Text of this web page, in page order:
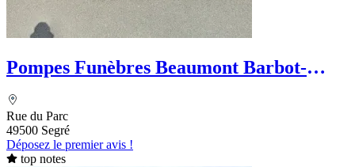
Pompes Funèbres Beaumont Barbot-
Rue du Parc
49500 Segré
Déposez le premier avis !
top notes